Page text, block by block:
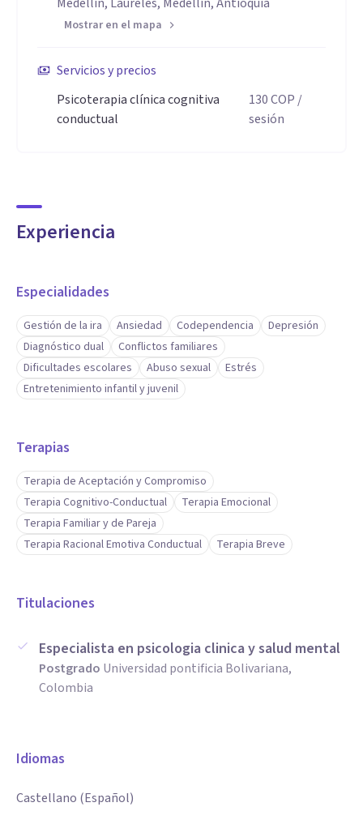
Mostrar en el mapa
Servicios y precios
Psicoterapia clínica cognitiva
conductual
130COP /
sesión
Experiencia
Especialidades
Gestión de la ira Ansiedad Codependencia
Depresión
Diagnóstico dual
Conflictos familiares
Dificultades escolares
Abuso sexual
Estrés
Entretenimiento infantil y juvenil
Terapias
Terapia de Aceptación y Compromiso
Terapia Cognitivo-Conductual
Terapia Emocional
Terapia Familiar y de Pareja
Terapia Racional Emotiva Conductual
Terapia Breve
Titulaciones
Especialista en psicologia clinica y salud mental
Postgrado Universidad pontificia Bolivariana,
Colombia
Idiomas
Castellano (Español)